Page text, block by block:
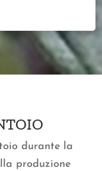
durante la
produzione